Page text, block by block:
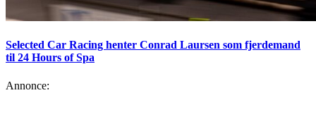
Selected Car Racing henter Conrad Laursen som fjerdemand
til 24 Hours of Spa
Annonce: